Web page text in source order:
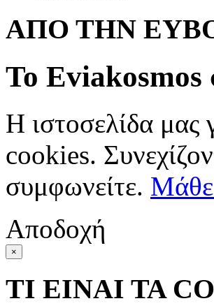
ΑΠΟ ΤΗΝ
Το Eviakosmos
Η ιστοσελίδα μας
cookies.
συμφωνείτε. Μάθε
Αποδοχή
×
ΤΙ ΕΙΝΑΙ ΤΑ